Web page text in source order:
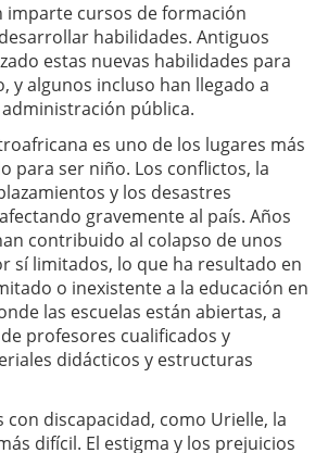
imparte cursos de formación
habilidades. Antiguos
estas nuevas habilidades para
y algunos incluso han llegado a
pública.
es uno de los lugares más
para ser niño. Los conflictos, la
y los desastres
gravemente al país. Años
contribuido al colapso de unos
sí limitados, lo que ha resultado en
o inexistente a la educación en
las escuelas están abiertas, a
profesores cualificados y
didácticos y estructuras
con discapacidad, como Urielle, la
difícil. El estigma y los prejuicios